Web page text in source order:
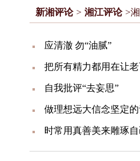
新湘评论 > 湘江评论 >
应清澈 勿“油腻”
把所有精力都用在让
自我批评“去妄思”
做理想远大信念坚定
时常用真善美来雕琢自